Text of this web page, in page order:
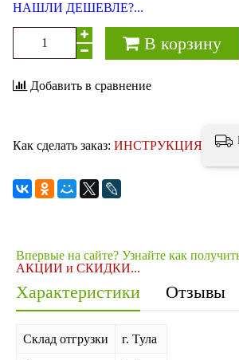
НАШЛИ ДЕШЕВЛЕ?...
В корзину
Добавить в сравнение
Как сделать заказ: ИНСТРУКЦИЯ
Впервые на сайте? Узнайте как
АКЦИИ и СКИДКИ...
Характеристики Отзывы
Склад отгрузки г. Тула